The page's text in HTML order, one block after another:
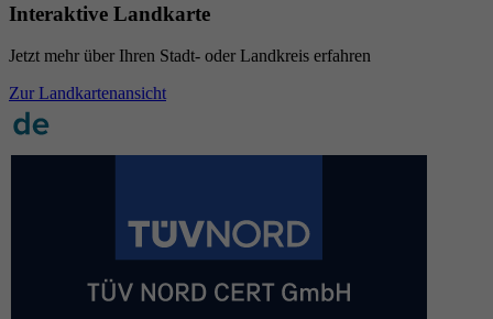
Interaktive Landkarte
Jetzt mehr über Ihren Stadt- oder Landkreis erfahren
Zur Landkartenansicht